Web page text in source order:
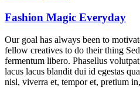
Fashion Magic Everyday
Our goal has always been to
fellow creatives to do their thing
fermentum libero. Phasellus
lacus lacus blandit dui id egestas
nisl, viverra et, tempor et, pretium